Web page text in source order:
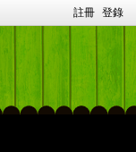
註冊 登錄